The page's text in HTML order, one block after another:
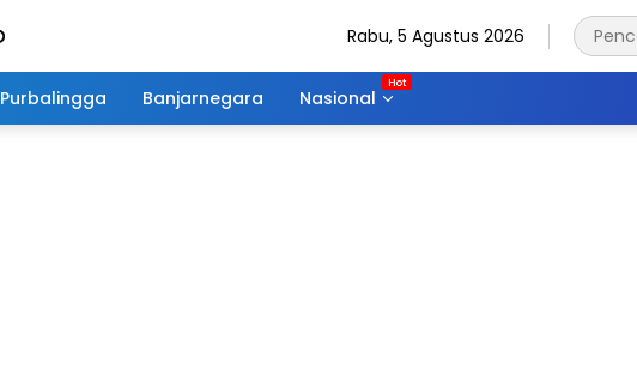
Rabu, 5 Agustus 2026
Purbalingga Banjarnegara Nasional